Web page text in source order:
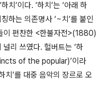
치’이다. ‘하치’는 ‘아래 하
하는 의존명사 ‘~치’를 붙인
이 편찬한 <한불자전>(1880)
리 쓰였다. 헐버트는 ‘하
of the popular)’이라
치’를 대중 음악의 장르로 오